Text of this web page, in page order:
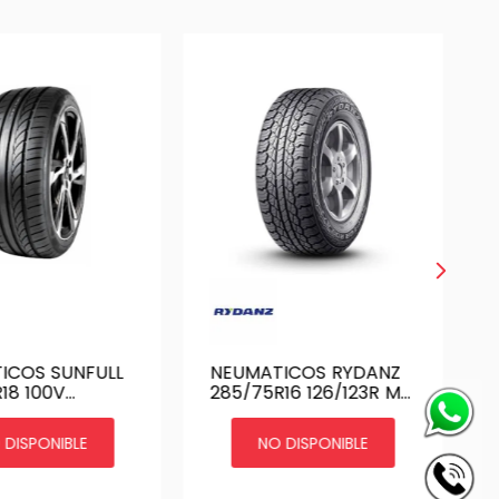
SUNFULL
100V
HT881
NEUMATICOS RYDANZ
285/75R16 126/123R M
- RAPTOR R09
NO DISPONIBLE